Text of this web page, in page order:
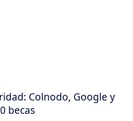
Colnodo, Google y
becas